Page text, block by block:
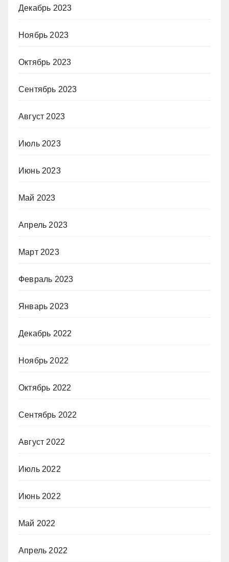
Декабрь 2023
Ноябрь 2023
Октябрь 2023
Сентябрь 2023
Август 2023
Июль 2023
Июнь 2023
Май 2023
Апрель 2023
Март 2023
Февраль 2023
Январь 2023
Декабрь 2022
Ноябрь 2022
Октябрь 2022
Сентябрь 2022
Август 2022
Июль 2022
Июнь 2022
Май 2022
Апрель 2022